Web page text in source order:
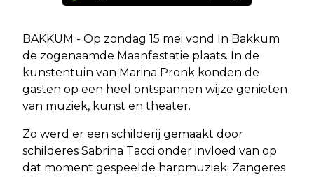
BAKKUM - Op zondag 15 mei vond In Bakkum
de zogenaamde Maanfestatie plaats. In de
kunstentuin van Marina Pronk konden de
gasten op een heel ontspannen wijze genieten
van muziek, kunst en theater.
Zo werd er een schilderij gemaakt door
schilderes Sabrina Tacci onder invloed van op
dat moment gespeelde harpmuziek. Zangeres